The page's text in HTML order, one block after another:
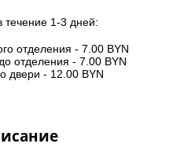
течение 1-3 дней:
отделения - 7.00 BYN
отделения - 7.00 BYN
двери - 12.00 BYN